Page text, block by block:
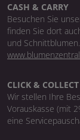
CASH & CARRY
Besuchen Sie
finden Sie dort
und Schnittblumen.
CLICK & COLLECT
Wir stellen Ihre
Vorauskasse (mit
eine